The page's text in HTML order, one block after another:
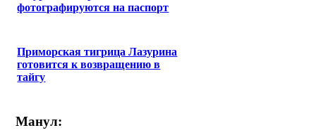
фотографируются на паспорт
Приморская тигрица Лазурина
готовится к возвращению в
тайгу
Манул: